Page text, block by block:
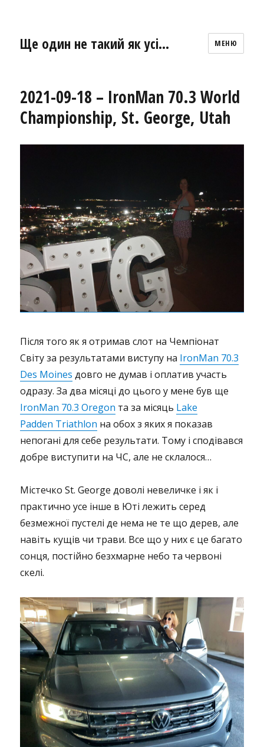
Ще один не такий як усі… МЕНЮ
2021-09-18 – IronMan 70.3 World
Championship, St. George, Utah
Після того як я отримав слот на Чемпіонат
Світу за результатами виступу на IronMan 70.3
Des Moines довго не думав і оплатив участь
одразу. За два місяці до цього у мене був ще
IronMan 70.3 Oregon та за місяць Lake
Padden Triathlon на обох з яких я показав
непогані для себе результати. Тому і сподівався
добре виступити на ЧС, але не склалося…
Містечко St. George доволі невеличке і як і
практично усе інше в Юті лежить серед
безмежної пустелі де нема не те що дерев, але
навіть кущів чи трави. Все що у них є це багато
сонця, постійно безхмарне небо та червоні
скелі.